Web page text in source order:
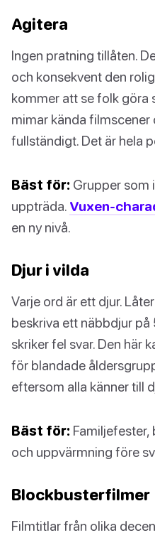
Agitera
Ingen pratning tillåten.
och konsekvent den
kommer att se folk göra
mimar kända
fullständigt. Det är hela
Bäst för: Grupper som
uppträda. Vuxen-
en ny nivå.
Djur i vilda
Varje ord är ett djur.
beskriva ett näbbdjur på
skriker fel svar. Den här
för blandade
eftersom alla känner till
Bäst för:
och uppvärmning före
Blockbusterfilmer
Filmtitlar från olika